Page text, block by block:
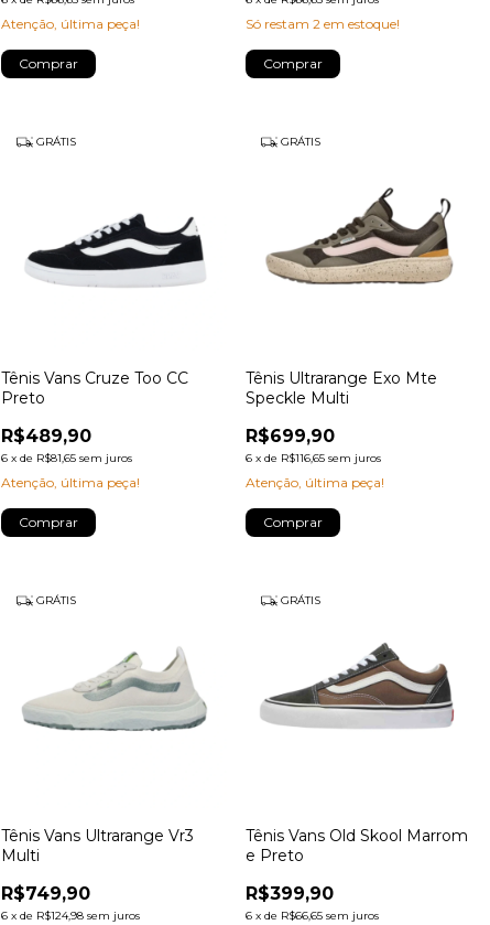
Atenção, última peça!
Comprar
Só restam2 em estoque!
Comprar
GRÁTIS
Tênis Vans Cruze Too CC
Preto
R$489,90
6 x de R$81,65 sem juros
Atenção, última peça!
Comprar
GRÁTIS
Tênis Ultrarange Exo Mte
Speckle Multi
R$699,90
6 xde R$116,65 sem juros
Atenção, última peça!
Comprar
GRÁTIS
Tênis Vans Ultrarange Vr3
Multi
R$749,90
6 x de R$124,98 sem juros
GRÁTIS
Tênis Vans Old Skool Marrom
e Preto
R$399,90
6 xde R$66,65 sem juros